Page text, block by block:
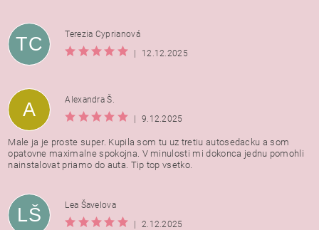
TC
Terezia Cyprianová
|
12.12.2025
A
Alexandra Š.
|
9.12.2025
Male ja je proste super. Kupila som tu uz tretiu autosedacku a som
opatovne maximalne spokojna. V minulosti mi dokonca jednu pomohli
nainstalovat priamo do auta. Tip top vsetko.
LŠ
Lea Šavelova
|
2.12.2025